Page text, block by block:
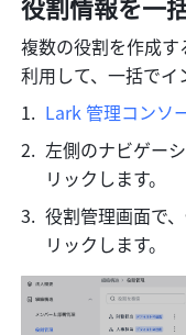
複数の役割を作成
利用して、一括でイ
Lark 管理コンソ
左側のナビゲー
リックします。
役割管理画面で、
リックします。